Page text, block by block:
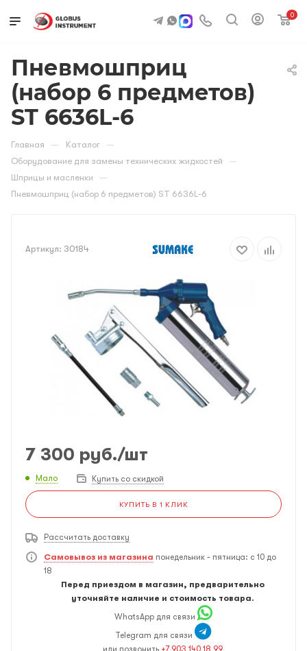
0
Пневмошприц
(набор 6 предметов)
ST 6636L-6
Главная — Каталог —
Оборудование для замены технических жидкостей —
Шприцы и масленки —
Пневмошприц (набор 6 предметов) ST 6636L-6
Артикул: 30184
7 300 руб./шт
Мало Купить со скидкой
КУПИТЬ В 1 КЛИК
Рассчитать доставку
Самовывоз из магазина понедельник - пятница: с 10 до
18
Перед приездом в магазин, предварительно
уточняйте наличие и стоимость товара.
WhatsApp для связи
Telegram для связи
или позвонить +7 903 140 18 99